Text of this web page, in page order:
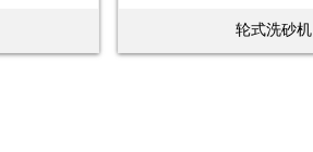
轮式洗砂机